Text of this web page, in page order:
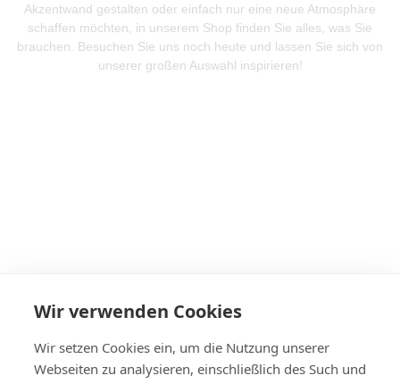
Wir verwenden Cookies
Wir setzen Cookies ein, um die Nutzung unserer
Webseiten zu analysieren, einschließlich des Such und
Akzentwand gestalten oder einfach nur eine neue Atmosphäre
schaffen möchten, in unserem Shop finden Sie alles, was Sie
brauchen. Besuchen Sie uns noch heute und lassen Sie sich von
unserer großen Auswahl inspirieren!